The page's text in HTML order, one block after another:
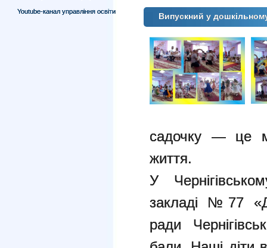
Youtube-канал управління освіти Випускний у
садочку — це
життя.
У
закладі №77
ради